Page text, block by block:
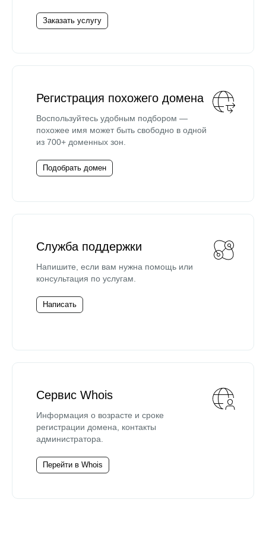
Заказать услугу
Регистрация похожего домена
Воспользуйтесь удобным подбором —
похожее имя может быть свободно в одной
из 700+ доменных зон.
Подобрать домен
Служба поддержки
Напишите, если вам нужна помощь или
консультация по услугам.
Написать
Сервис Whois
Информация о возрасте и сроке
регистрации домена, контакты
администратора.
Перейти в Whois